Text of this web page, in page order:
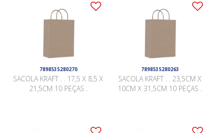
7898535280270
SACOLA KRAFT . . 17,5 X 8,5 X
21,5CM 10 PEÇAS .
7898535280263
SACOLA KRAFT . . 23,5CM X
10CM X 31,5CM 10 PEÇAS .